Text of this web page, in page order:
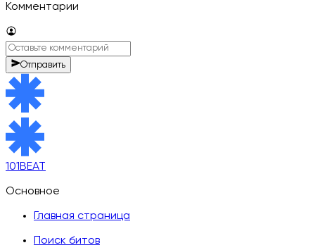
Комментарии
Отправить
101BEAT
Основное
Главная страница
Поиск битов